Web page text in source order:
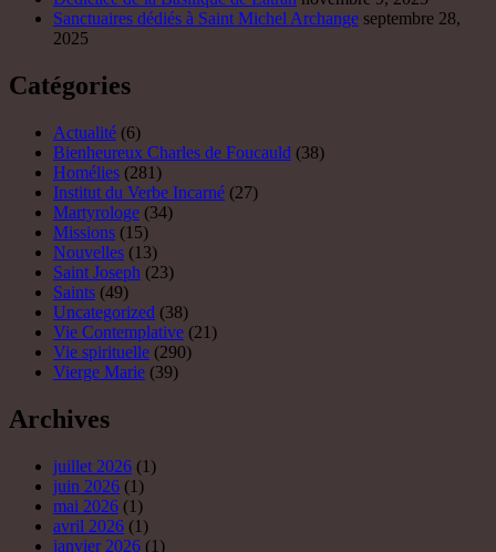
Sanctuaires dédiés à Saint Michel Archange septembre 28,
2025
Catégories
Actualité (6)
Bienheureux Charles de Foucauld (38)
Homélies (281)
Institut du Verbe Incarné (27)
Martyrologe (34)
Missions (15)
Nouvelles (13)
Saint Joseph (23)
Saints (49)
Uncategorized (38)
Vie Contemplative (21)
Vie spirituelle (290)
Vierge Marie (39)
Archives
juillet 2026 (1)
juin 2026 (1)
mai 2026 (1)
avril 2026 (1)
janvier 2026 (1)